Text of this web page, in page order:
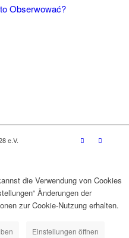
Obserwować?
e.V.
die Verwendung von Cookies
Änderungen der
zur Cookie-Nutzung erhalten.
Einstellungen öffnen